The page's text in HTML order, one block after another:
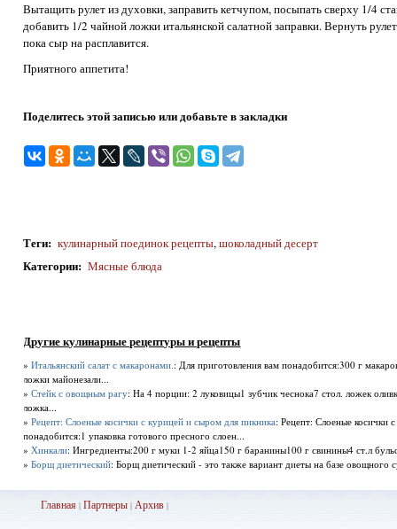
Вытащить рулет из духовки, заправить кетчупом, посыпать сверху 1/4
добавить 1/2 чайной ложки итальянской салатной заправки. Вернуть
пока сыр на расплавится.
Приятного аппетита!
Поделитесь этой записью или добавьте в закладки
Теги: кулинарный поединок рецепты,шоколадный десерт
Категории: Мясные блюда
Другие кулинарные рецептуры и рецепты
»Итальянский салат с макаронами. : Для приготовления вам понадобится:300 г
ложки майонезали...
»Стейк с овощным рагу: На 4 порции: 2 луковицы1 зубчик чеснока7 стол. ложек
ложка...
»Рецепт: Слоеные косички с курицей и сыром для пикника: Рецепт: Слоеные косички
понадобится:1 упаковка готового пресного слоен...
»Хинкали: Ингредиенты:200 г муки 1-2 яйца150 г баранины100 г свинины4 ст.л
»Борщ диетический: Борщ диетический - это также вариант диеты на базе овощного
Главная |Партнеры |Архив |